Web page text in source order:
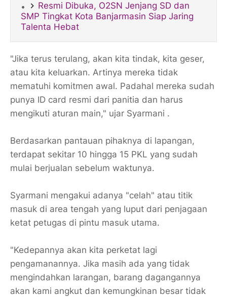
Resmi Dibuka, O2SN Jenjang SD dan
SMP Tingkat Kota Banjarmasin Siap Jaring
Talenta Hebat
​"Jika terus terulang, akan kita tindak, kita geser,
atau kita keluarkan. Artinya mereka tidak
mematuhi komitmen awal. Padahal mereka sudah
punya ID card resmi dari panitia dan harus
mengikuti aturan main," ujar Syarmani .
​Berdasarkan pantauan pihaknya di lapangan,
terdapat sekitar 10 hingga 15 PKL yang sudah
mulai berjualan sebelum waktunya.
Syarmani mengakui adanya "celah" atau titik
masuk di area tengah yang luput dari penjagaan
ketat petugas di pintu masuk utama.
​"Kedepannya akan kita perketat lagi
pengamanannya. Jika masih ada yang tidak
mengindahkan larangan, barang dagangannya
akan kami angkut dan kemungkinan besar tidak